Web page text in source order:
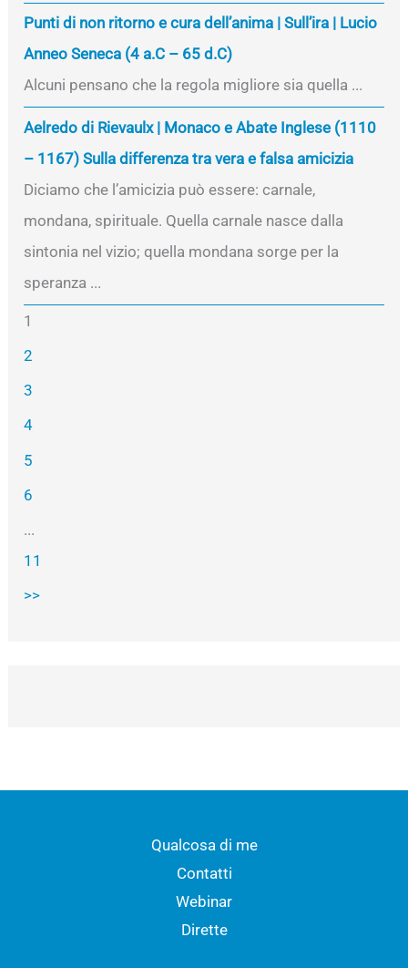
Punti di non ritorno e cura dell’anima | Sull’ira | Lucio
Anneo Seneca (4 a.C – 65 d.C)
Alcuni pensano che la regola migliore sia quella ...
Aelredo di Rievaulx | Monaco e Abate Inglese (1110
– 1167) Sulla differenza tra vera e falsa amicizia
Diciamo che l’amicizia può essere: carnale,
mondana, spirituale. Quella carnale nasce dalla
sintonia nel vizio; quella mondana sorge per la
speranza ...
1
2
3
4
5
6
...
11
>>
Qualcosa di me
Contatti
Webinar
Dirette